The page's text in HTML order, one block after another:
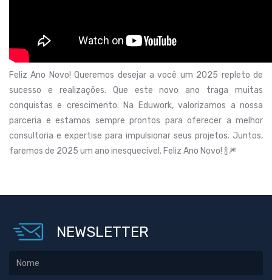
Feliz Ano Novo! Queremos desejar a você um 2025 repleto de
sucesso e realizações. Que este novo ano traga muitas
conquistas e crescimento. Na Eduwork, valorizamos a nossa
parceria e estamos sempre prontos para oferecer a melhor
consultoria e expertise para impulsionar seus projetos. Juntos,
faremos de 2025 um ano inesquecível. Feliz Ano Novo! 🍾🎆
NEWSLETTER